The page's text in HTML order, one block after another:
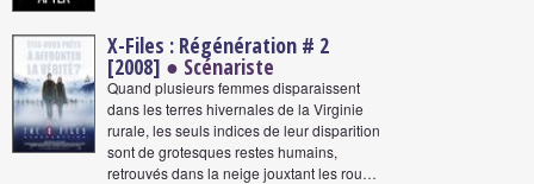
X-Files : Régénération # 2
[2008] ● Scénariste
Quand plusieurs femmes disparaissent
dans les terres hivernales de la Virginie
rurale, les seuls indices de leur disparition
sont de grotesques restes humains,
retrouvés dans la neige jouxtant les rou…